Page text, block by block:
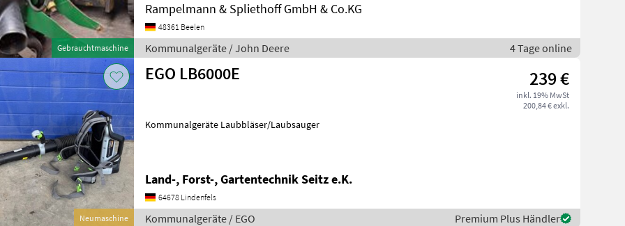
Gebrauchtmaschine
Rampelmann & Spliethoff GmbH & Co.KG
48361 Beelen
Kommunalgeräte / John Deere 4 Tage online
Neumaschine
EGO LB6000E 239 €
inkl. 19% MwSt
200,84 € exkl.
Kommunalgeräte Laubbläser/Laubsauger
Land-, Forst-, Gartentechnik Seitz e.K.
64678 Lindenfels
Kommunalgeräte / EGO Premium Plus Händler